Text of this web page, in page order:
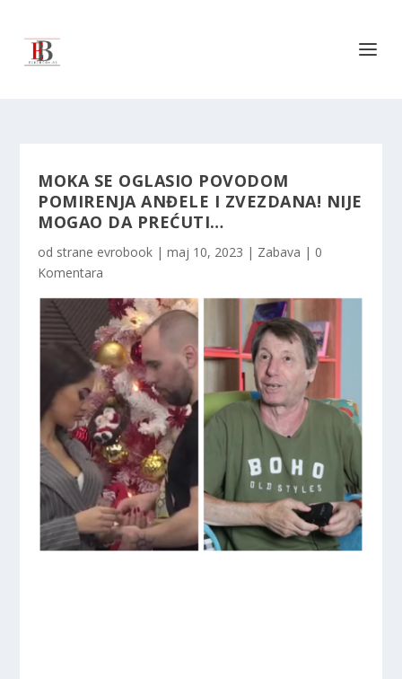
MOKA SE OGLASIO POVODOM
POMIRENJA ANĐELE I ZVEZDANA! NIJE
MOGAO DA PREĆUTI…
od strane evrobook |maj 10, 2023 | Zabava | 0
Komentara